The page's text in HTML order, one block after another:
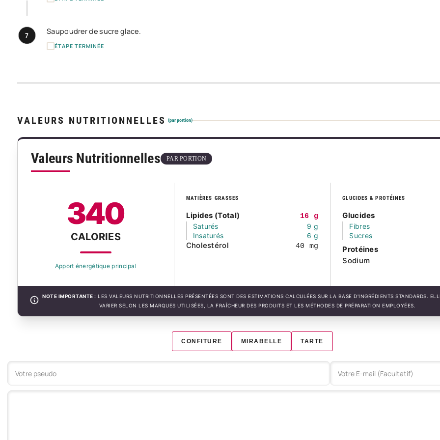
7 Saupoudrer de sucre glace.
ÉTAPE TERMINÉE
VALEURS NUTRITIONNELLES (par portion)
Valeurs Nutritionnelles PAR PORTION
340
CALORIES
Apport énergétique principal
MATIÈRES GRASSES
Lipides (Total)
16 g
Saturés
9 g
Insaturés
6 g
Cholestérol 40 mg
GLUCIDES & PROTÉINES
Glucides
Fibres
Sucres
Protéines
Sodium
NOTE IMPORTANTE : LES VALEURS NUTRITIONNELLES PRÉSENTÉES SONT DES ESTIMATIONS CALCULÉES SUR LA BASE D'INGRÉDIENTS STANDARDS.
VARIER SELON LES MARQUES UTILISÉES, LA FRAÎCHEUR DES PRODUITS ET LES MÉTHODES DE PRÉPARATION EMPLOYÉES.
CONFITURE MIRABELLE TARTE
Votre commentaire